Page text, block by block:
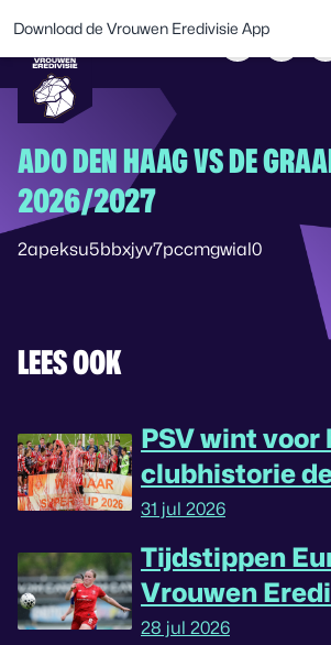
ADO DEN HAAG VS DE
2026/2027
2apeksu5bbxjyv7pccmgwial0
LEES OOK
PSV wint voor
clubhistorie
31 jul 2026
Tijdstippen
Vrouwen
omgedraaid
28 jul 2026
Download de Vrouwen Eredivisie App